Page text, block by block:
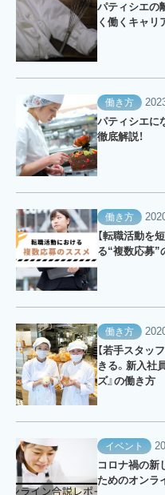
パティシエの
く働くキャリ
働き方
パティシエに
徹底解説！
働き方
【転職活動を
る“複数応募”
働き方
【若手スタッ
きる。新入社
ズ』の働き方
イベント
コロナ禍の新
ためのオンラ